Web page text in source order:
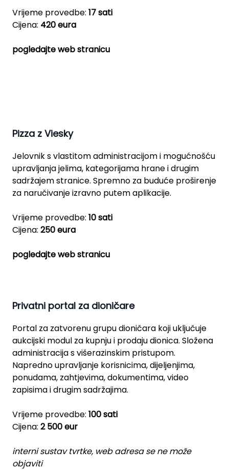
Vrijeme provedbe: 17 sati
Cijena: 420 eura
pogledajte web stranicu
Pizza z Viesky
Jelovnik s vlastitom administracijom i mogućnošću
upravljanja jelima, kategorijama hrane i drugim
sadržajem stranice. Spremno za buduće proširenje
za naručivanje izravno putem aplikacije.
Vrijeme provedbe: 10 sati
Cijena: 250 eura
pogledajte web stranicu
Privatni portal za dioničare
Portal za zatvorenu grupu dioničara koji uključuje
aukcijski modul za kupnju i prodaju dionica. Složena
administracija s višerazinskim pristupom.
Napredno upravljanje korisnicima, dijeljenjima,
ponudama, zahtjevima, dokumentima, video
zapisima i drugim sadržajima.
Vrijeme provedbe: 100 sati
Cijena: 2 500 eur
interni sustav tvrtke, web adresa se ne može
objaviti